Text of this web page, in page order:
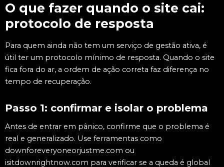
O que fazer quando o site cai:
protocolo de resposta
Para quem ainda não tem um serviço de gestão ativa, é
útil ter um protocolo mínimo de resposta. Quando o site
fica fora do ar, a ordem de ação correta faz diferença no
tempo de recuperação.
Passo 1: confirmar e isolar o problema
Antes de entrar em pânico, confirme que o problema é
real e generalizado. Use ferramentas como
downforeveryoneorjustme.com ou
isitdownrightnow.com para verificar se a queda é global